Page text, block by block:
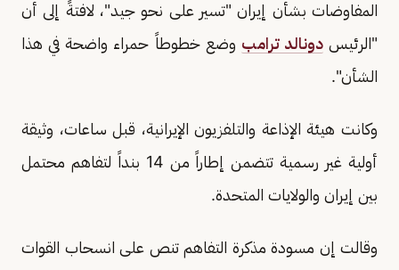
المفاوضات بشأن إيران "تسير على نحو جيد"، لافتةً إلى أن
"الرئيسدونالد ترامب وضع خطوطاً حمراء واضحة في هذا
الشأن".
وكانت هيئة الإذاعة والتلفزيون الإيرانية، قبل ساعات، وثيقة
أولية غير رسمية تتضمن إطاراً من 14 بنداً لتفاهم محتمل
بين إيران والولايات المتحدة.
وقالت إن مسودة مذكرة التفاهم تنص على انسحاب القوات